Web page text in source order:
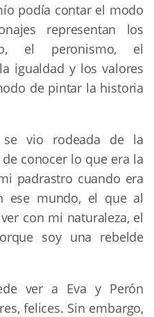
podía contar el modo
representan los
el peronismo, el
igualdad y los valores
de pintar la historia
se vio rodeada de la
conocer lo que era la
padrastro cuando era
ese mundo, el que al
con mi naturaleza, el
soy una rebelde
ver a Eva y Perón
felices. Sin embargo,